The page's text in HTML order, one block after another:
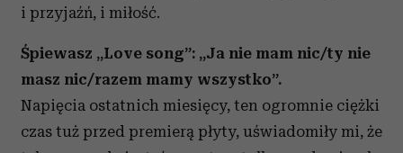
i przyjaźń, i miłość.
Śpiewasz „Love song”: „Ja nie mam nic/ty nie
masz nic/razem mamy wszystko”.
Napięcia ostatnich miesięcy, ten ogromnie ciężki
czas tuż przed premierą płyty, uświadomiły mi, że